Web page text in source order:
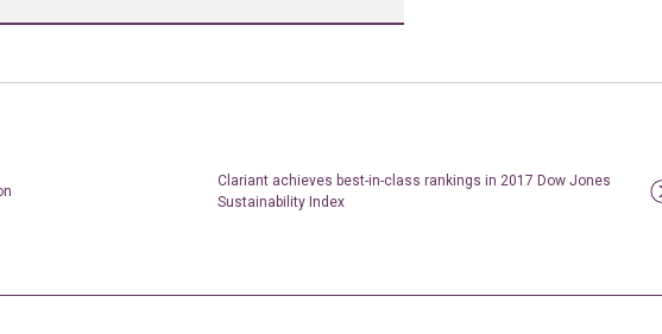
Clariant achieves best-in-class rankings in 2017 Dow Jones
Sustainability Index